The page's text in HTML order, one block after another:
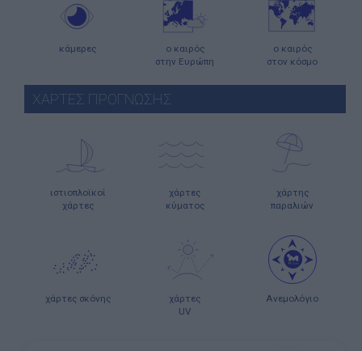
κάμερες
ο καιρός
στην Ευρώπη
ο καιρός
στον κόσμο
ΧΑΡΤΕΣ ΠΡΟΓΝΩΣΗΣ
ιστιοπλοϊκοί
χάρτες
χάρτες
κύματος
χάρτης
παραλιών
χάρτες σκόνης
χάρτες
UV
Ανεμολόγιο